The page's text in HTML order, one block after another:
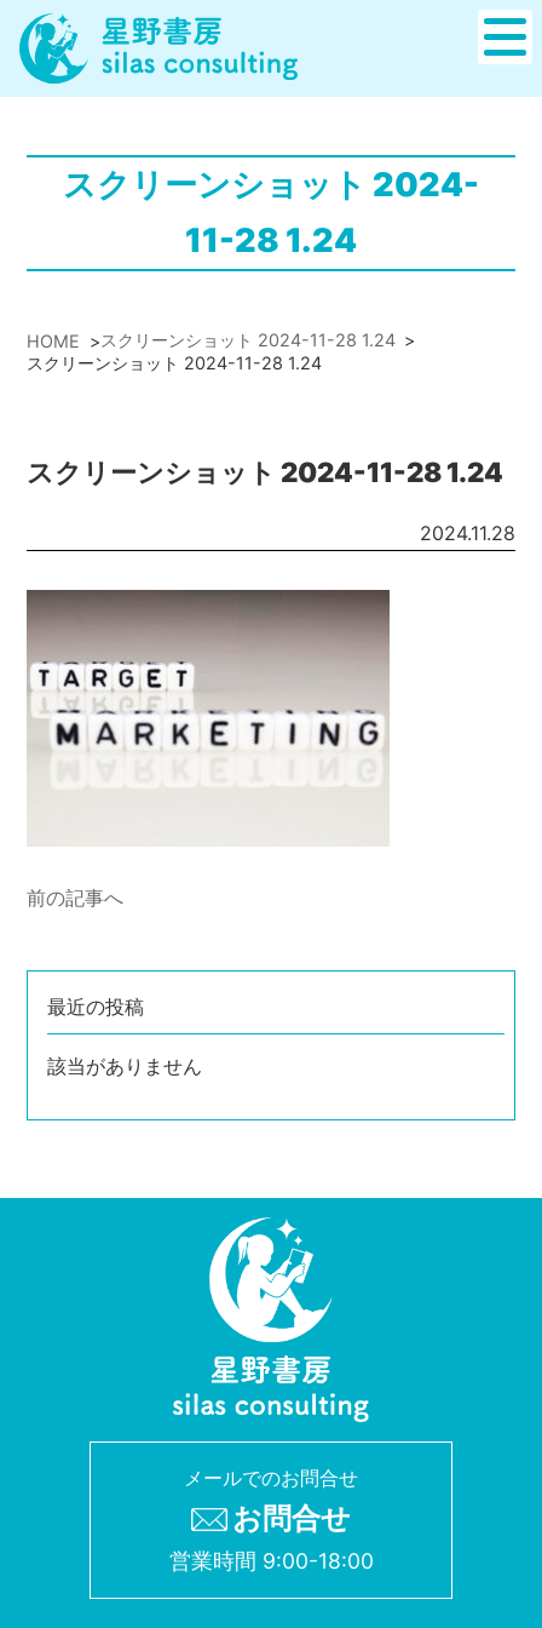
スクリーンショット 2024-
11-28 1.24
HOME >スクリーンショット 2024-11-28 1.24 >
スクリーンショット 2024-11-28 1.24
スクリーンショット 2024-11-28 1.24
2024.11.28
前の記事へ
最近の投稿
該当がありません
メールでのお問合せ
お問合せ
営業時間 9:00-18:00